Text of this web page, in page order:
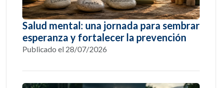
Salud mental: una jornada para sembrar
esperanza y fortalecer la prevención
Publicado el 28/07/2026